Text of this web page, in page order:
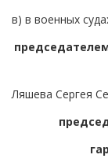
в) в военных
Ляшева Сергея